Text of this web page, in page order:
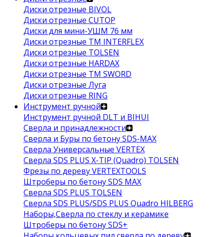
Диски отрезные BIVOL
Диски отрезные CUTOP
Диски для мини-УШМ 76 мм
Диски отрезные ТМ INTERFLEX
Диски отрезные TOLSEN
Диски отрезные HARDAX
Диски отрезные ТМ SWORD
Диски отрезные Луга
Диски отрезные RING
Инструмент ручной
Инструмент ручной DLT и BIHUI
Сверла и принадлежности
Сверла и Буры по бетону SDS-MAX
Сверла Универсальные VERTEX
Сверла SDS PLUS X-TIP (Quadro) TOLSEN
Фрезы по дереву VERTEXTOOLS
Штроберы по бетону SDS MAX
Сверла SDS PLUS TOLSEN
Сверла SDS PLUS/SDS PLUS Quadro HILBERG
Наборы,Сверла по стеклу и керамике
Штроберы по бетону SDS+